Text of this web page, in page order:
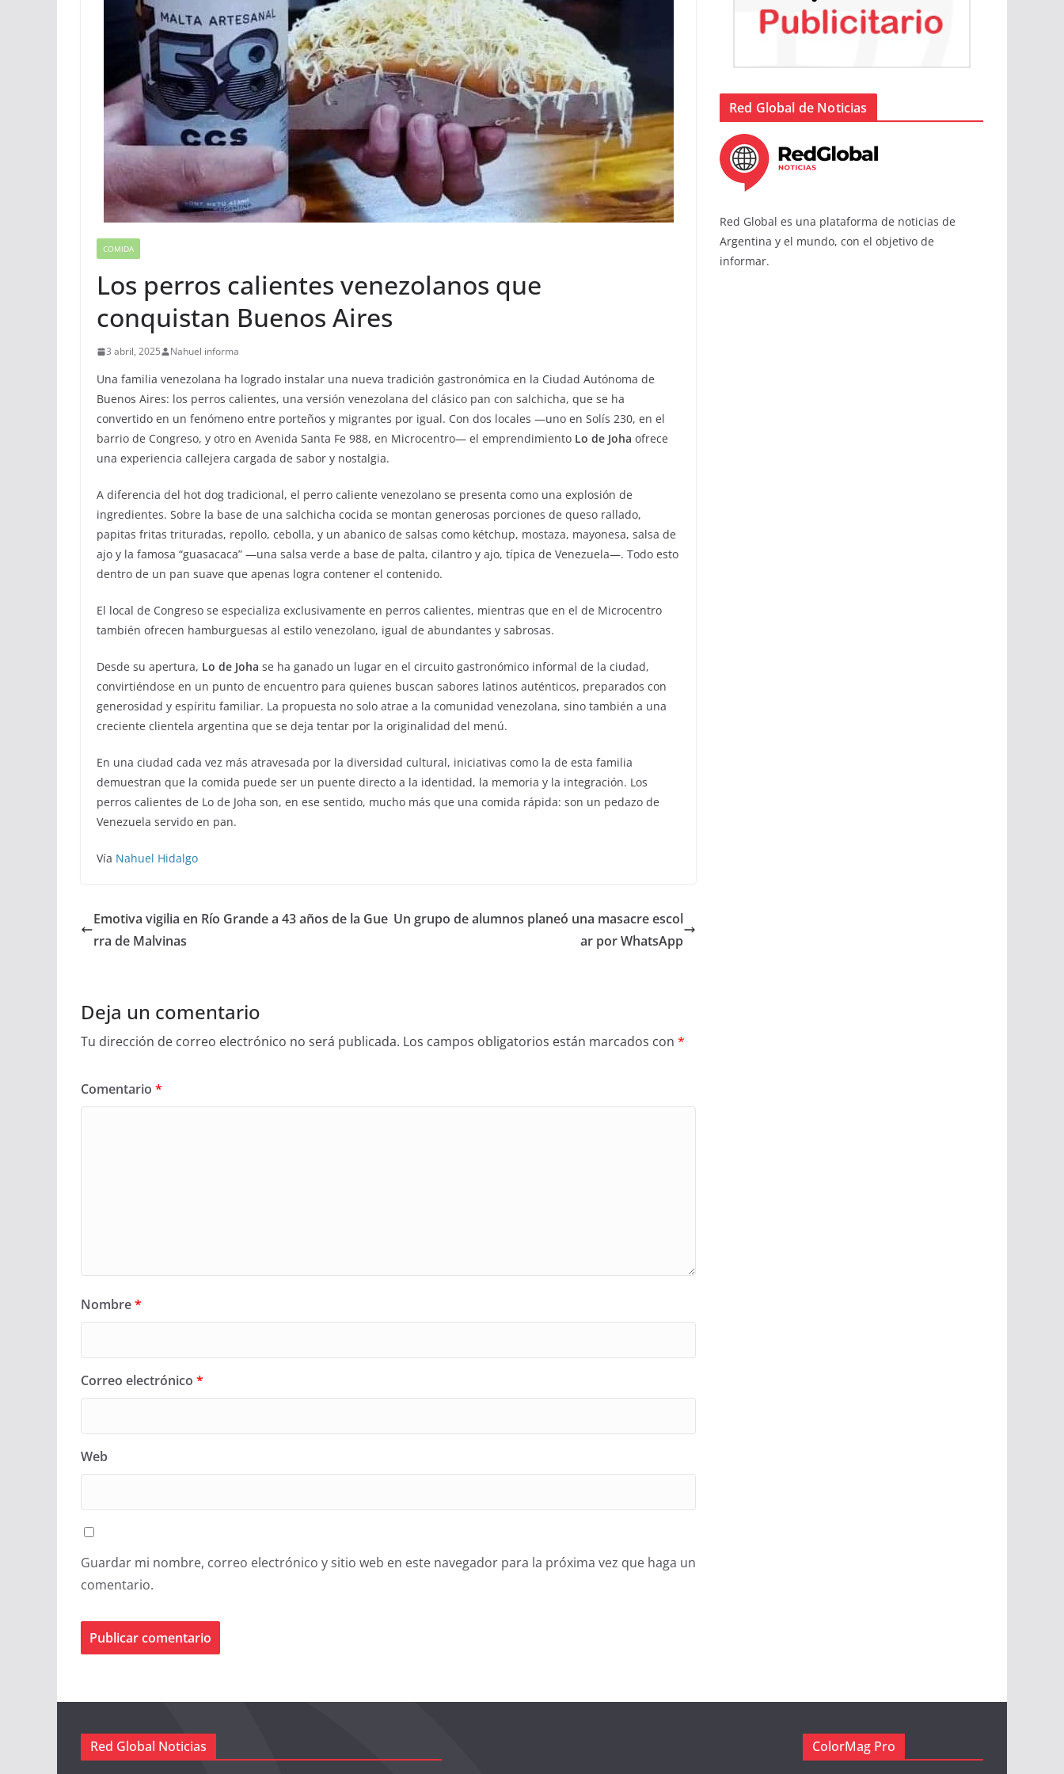
COMIDA
Los perros calientes venezolanos que
conquistan Buenos Aires
3 abril, 2025 Nahuel informa
Una familia venezolana ha logrado instalar una nueva tradición gastronómica en la Ciudad Autónoma de
Buenos Aires: los perros calientes, una versión venezolana del clásico pan con salchicha, que se ha
convertido en un fenómeno entre porteños y migrantes por igual. Con dos locales —uno en Solís 230, en el
barrio de Congreso, y otro en Avenida Santa Fe 988, en Microcentro— el emprendimiento Lo de Joha ofrece
una experiencia callejera cargada de sabor y nostalgia.
A diferencia del hot dog tradicional, el perro caliente venezolano se presenta como una explosión de
ingredientes. Sobre la base de una salchicha cocida se montan generosas porciones de queso rallado,
papitas fritas trituradas, repollo, cebolla, y un abanico de salsas como kétchup, mostaza, mayonesa, salsa de
ajo y la famosa “guasacaca” —una salsa verde a base de palta, cilantro y ajo, típica de Venezuela—. Todo esto
dentro de un pan suave que apenas logra contener el contenido.
El local de Congreso se especializa exclusivamente en perros calientes, mientras que en el de Microcentro
también ofrecen hamburguesas al estilo venezolano, igual de abundantes y sabrosas.
Desde su apertura, Lo de Joha se ha ganado un lugar en el circuito gastronómico informal de la ciudad,
convirtiéndose en un punto de encuentro para quienes buscan sabores latinos auténticos, preparados con
generosidad y espíritu familiar. La propuesta no solo atrae a la comunidad venezolana, sino también a una
creciente clientela argentina que se deja tentar por la originalidad del menú.
En una ciudad cada vez más atravesada por la diversidad cultural, iniciativas como la de esta familia
demuestran que la comida puede ser un puente directo a la identidad, la memoria y la integración. Los
perros calientes de Lo de Joha son, en ese sentido, mucho más que una comida rápida: son un pedazo de
Venezuela servido en pan.
Vía Nahuel Hidalgo
Emotiva vigilia en Río Grande a 43 años de la Gue
rra de Malvinas
Un grupo de alumnos planeó una masacre escol
ar por WhatsApp
Deja un comentario
Tu dirección de correo electrónico no será publicada. Los campos obligatorios están marcados con *
Comentario *
Nombre*
Correo electrónico *
Web
Guardar mi nombre, correo electrónico y sitio web en este navegador para la próxima vez que haga un
comentario.
Red Global de Noticias
Red Global es una plataforma de noticias de
Argentina y el mundo, con el objetivo de
informar.
Red Global Noticias ColorMag Pro